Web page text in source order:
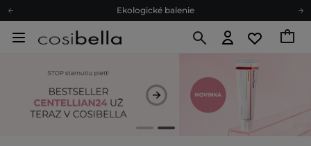
Odmeňovací program
Odoslanie do 24 hod.